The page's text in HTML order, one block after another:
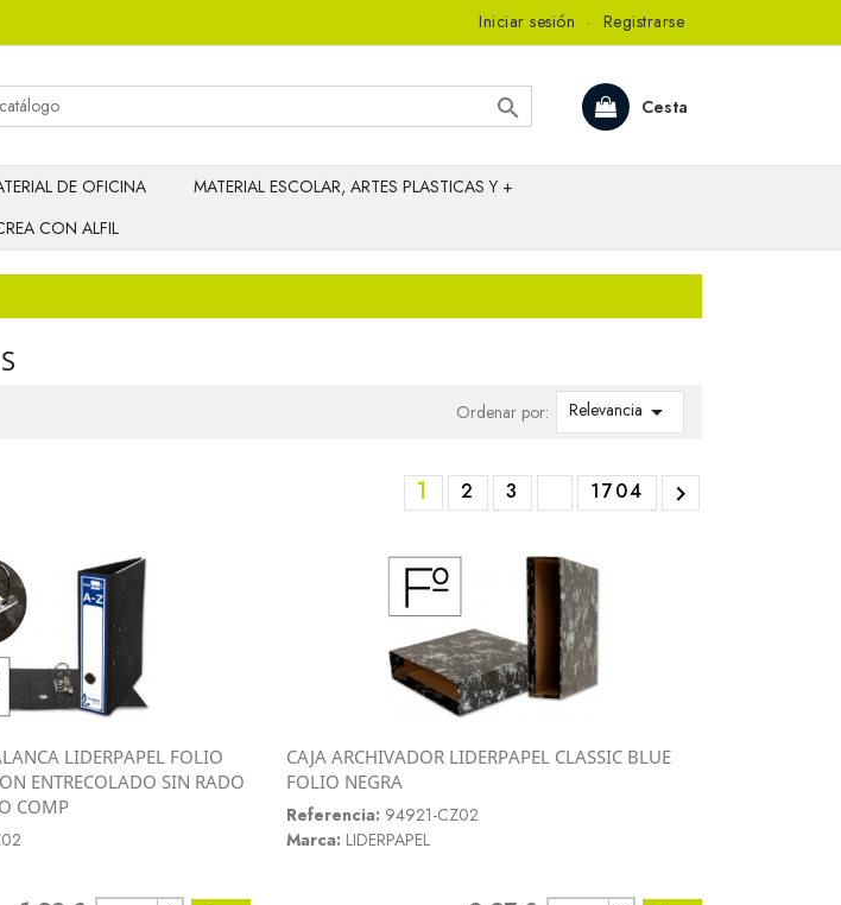
Iniciar sesión · Registrarse
Cesta

DE OFICINA
MATERIAL ESCOLAR, ARTES PLASTICAS Y +
CON ALFIL
Ordenar por: Relevancia 
1 2 3 1704 
Vista rápida
LIDERPAPEL FOLIO
ENTRECOLADO SIN RADO
COMP
CAJA ARCHIVADOR LIDERPAPEL CLASSIC BLUE
FOLIO NEGRA
Referencia: 94921-CZ02
Marca: LIDERPAPEL